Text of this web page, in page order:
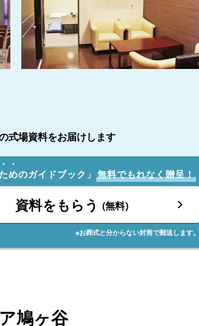
式場資料をお届けします
ためのガイドブック」 無料でもれなく贈呈！
資料をもらう (無料)
※お葬式と分からない封筒で郵送します。
鳩ヶ谷